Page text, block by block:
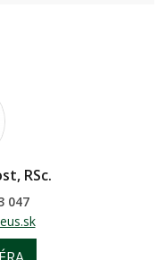
RSc.
047